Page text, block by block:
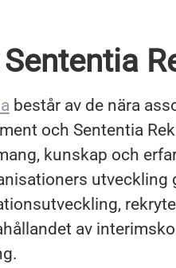
består av de nära
och Sententia
kunskap och
utveckling
av